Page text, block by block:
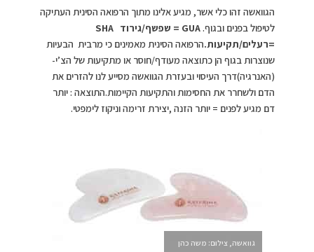
הגוואשה זהו כלי אשר, מגיע אלינו מתוך הרפואה הסינית העתיקה
לטיפול בפנים ובגוף.GUA = שפשף/גירוד SHA
=רעלים/תקיעות.הרפואה הסינית מאמינים כי מרבית הבעיות
שנוצרות בגוף הן כתוצאה מעודף/חוסר או מתקיעות של הצ’י-
(האנרגיה)דרך העיסוי ובעזרת הגוואשה מסייע לנו להזרים את
הדם ולשחרר את החסימות והתקיעות הקיימות.התוצאה : יותר
דם מגיע לפנים = יותר הזנה ,יצירת זרימה וניקוז לימפטי.
גוואשה, צילום: משה כהן